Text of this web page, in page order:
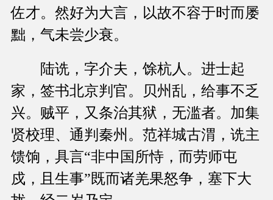
佐才。然好为大言，以故不容于时而屡
黜，气未尝少衰。
陆诜，字介夫，馀杭人。进士起
家，签书北京判官。贝州乱，给事不乏
兴。贼平，又条治其狱，无滥者。加集
贤校理、通判秦州。范祥城古渭，诜主
馈饷，具言“非中国所恃，而劳师屯
戍，且生事”既而诸羌果怒争，塞下大